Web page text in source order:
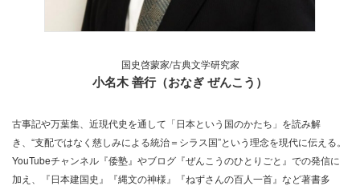
国史啓蒙家/古典文学研究家
小名木 善行（おなぎ ぜんこう）
古事記や万葉集、近現代史を通して「日本という国のかたち」を読み解
き、“支配ではなく慈しみによる統治＝シラス国”という理念を現代に伝える。
YouTubeチャンネル『倭塾』やブログ『ぜんこうのひとりごと』での発信に
加え、『日本建国史』『縄文の神様』『ねずさんの百人一首』など著書多